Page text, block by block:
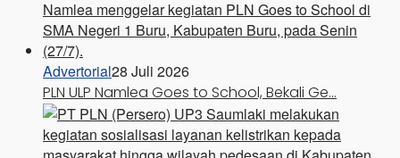
Advertorial28 Juli 2026
PLN ULP Namlea Goes to School, Bekali Ge…